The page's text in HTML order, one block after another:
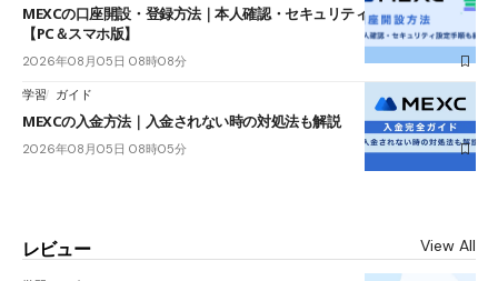
MEXCの口座開設・登録方法｜本人確認・セキュリティ設定手順も紹介
【PC＆スマホ版】
2026年08月05日 08時08分
学習 ガイド
MEXCの入金方法｜入金されない時の対処法も解説
2026年08月05日 08時05分
レビュー View All